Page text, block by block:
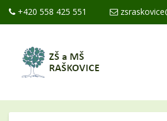
+420 558 425 551